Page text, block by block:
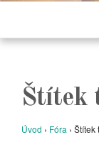
Štítek
Úvod › Fóra › Štítek